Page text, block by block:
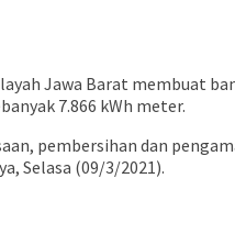
Jawa Barat membuat
7.866 kWh meter.
pembersihan dan
Selasa (09/3/2021).